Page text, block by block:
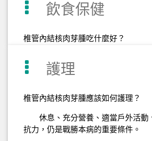
飲食保健
椎管內結核肉芽腫吃什麼好？
護理
椎管內結核肉芽腫應該如何護理？
休息、充分營養、適當戶外活動
抗力，仍是戰勝本病的重要條件。